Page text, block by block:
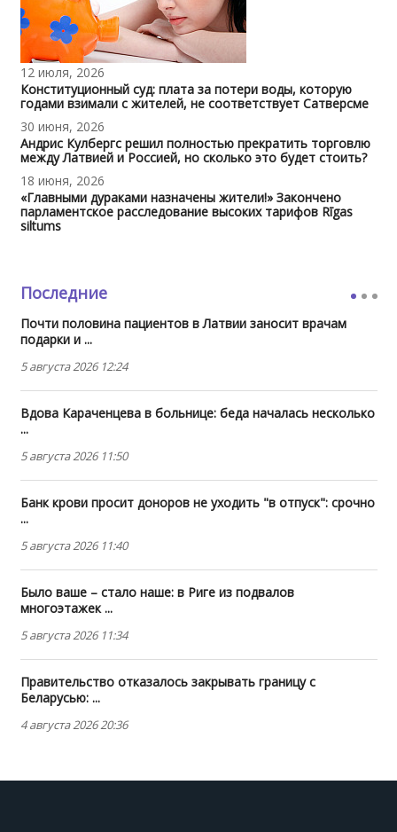
12 июля, 2026
Конституционный суд: плата за потери воды, которую
годами взимали с жителей, не соответствует Сатверсме
30 июня, 2026
Андрис Кулбергс решил полностью прекратить торговлю
между Латвией и Россией, но сколько это будет стоить?
18 июня, 2026
«Главными дураками назначены жители!» Закончено
парламентское расследование высоких тарифов Rīgas
siltums
Последние
Почти половина пациентов в Латвии заносит врачам
подарки и ...
5 августа 2026 12:24
Вдова Караченцева в больнице: беда началась несколько
...
5 августа 2026 11:50
Банк крови просит доноров не уходить "в отпуск": срочно
...
5 августа 2026 11:40
Было ваше – стало наше: в Риге из подвалов
многоэтажек ...
5 августа 2026 11:34
Правительство отказалось закрывать границу с
Беларусью: ...
4 августа 2026 20:36